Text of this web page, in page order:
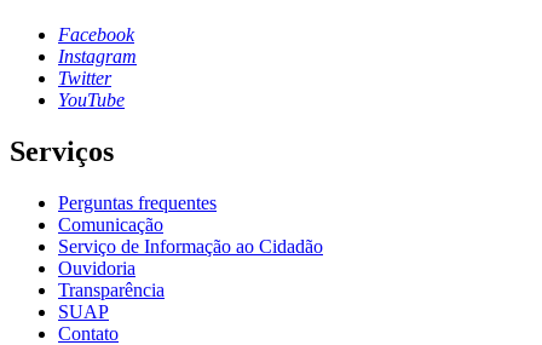
Facebook
Instagram
Twitter
YouTube
Serviços
Perguntas frequentes
Comunicação
Serviço de Informação ao Cidadão
Ouvidoria
Transparência
SUAP
Contato